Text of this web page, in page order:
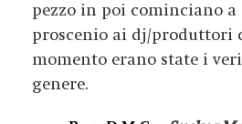
pezzo in poi cominciano
proscenio ai dj/produttori
momento erano state i
genere.